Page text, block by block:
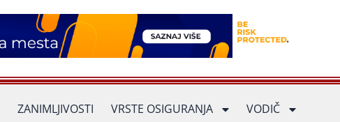
ZANIMLJIVOSTI VRSTE OSIGURANJA VODIČ